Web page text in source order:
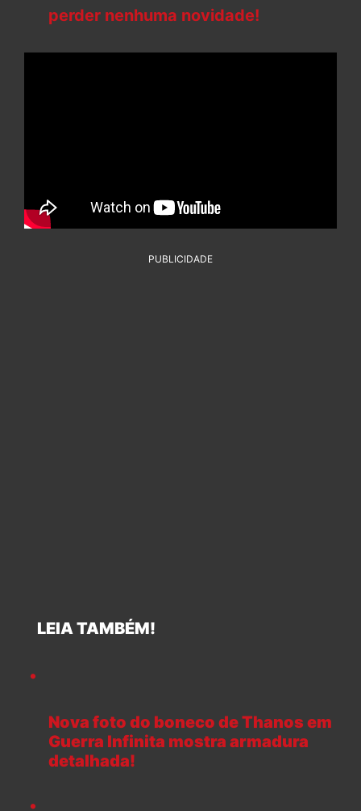
perder nenhuma novidade!
PUBLICIDADE
LEIA TAMBÉM!
Nova foto do boneco de Thanos em
Guerra Infinita mostra armadura
detalhada!